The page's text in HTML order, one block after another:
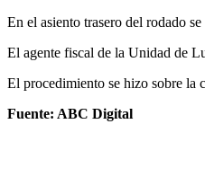
En el asiento trasero del rodado
El agente fiscal de la Unidad de
El procedimiento se hizo sobre la
Fuente: ABC Digital